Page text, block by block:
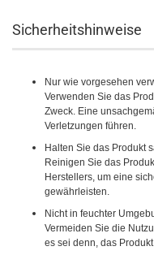
Sicherheitshinweise
Nur wie vorgesehen
Verwenden Sie das
Zweck. Eine
Verletzungen führen.
Halten Sie das Produkt
Reinigen Sie das
Herstellers, um eine
gewährleisten.
Nicht in feuchter
Vermeiden Sie die
es sei denn, das